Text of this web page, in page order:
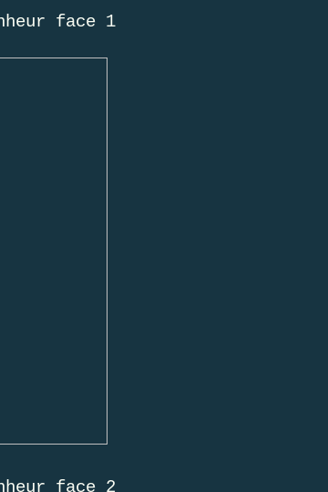
face 1
face 2